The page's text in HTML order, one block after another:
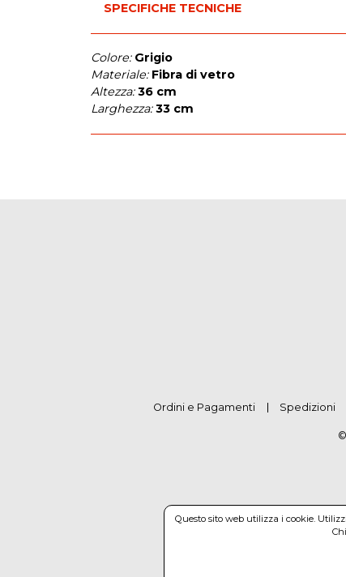
SPECIFICHE TECNICHE
Colore: Grigio
Materiale: Fibra di vetro
Altezza: 36 cm
Larghezza: 33 cm
Ordini e Pagamenti Spedizioni
Questo sito web utilizza i cookie.